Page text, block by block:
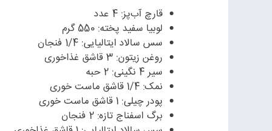
قارچ آب‌پز: 4 عدد
لوبیا سفید پخته: 550 گرم
سس سالاد ایتالیایی: 1/4 فنجان
روغن‌ زیتون: 3 قاشق غذاخوری
سیر 4 نگینی: 2 حبه
نمک: 1/4 قاشق ماست خوری
پودر چیلی: 1 قاشق ماست خوری
برگ اسفناج تازه: 2 فنجان